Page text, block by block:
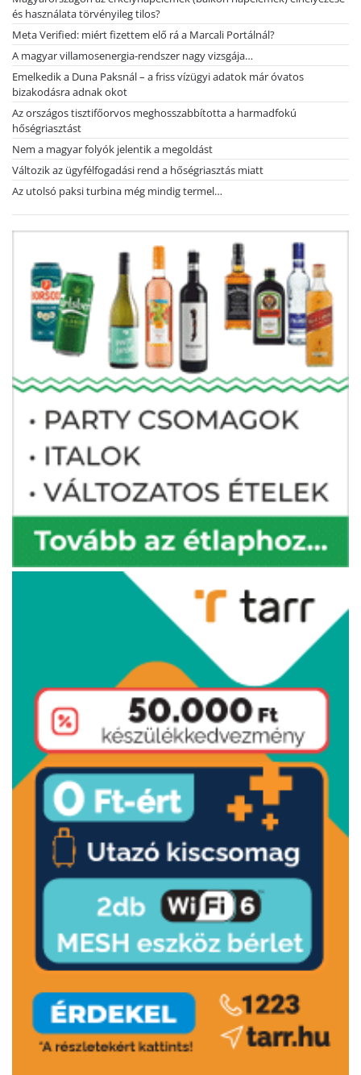
és használata törvényileg tilos?
Meta Verified: miért fizettem elő rá a Marcali Portálnál?
A magyar villamosenergia-rendszer nagy vizsgája…
Emelkedik a Duna Paksnál – a friss vízügyi adatok már óvatos
bizakodásra adnak okot
Az országos tisztifőorvos meghosszabbította a harmadfokú
hőségriasztást
Nem a magyar folyók jelentik a megoldást
Változik az ügyfélfogadási rend a hőségriasztás miatt
Az utolsó paksi turbina még mindig termel…